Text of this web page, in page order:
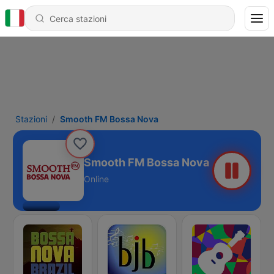
Stazioni Smooth FM Bossa Nova
Smooth FM Bossa Nova
Online